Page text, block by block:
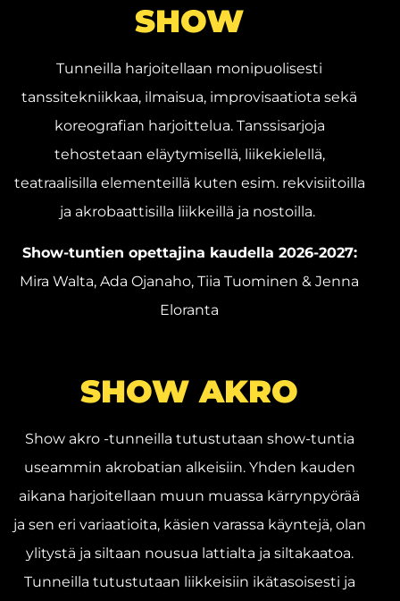
SHOW
Tunneilla harjoitellaan monipuolisesti
tanssitekniikkaa, ilmaisua, improvisaatiota sekä
koreografian harjoittelua. Tanssisarjoja
tehostetaan eläytymisellä, liikekielellä,
teatraalisilla elementeillä kuten esim. rekvisiitoilla
ja akrobaattisilla liikkeillä ja nostoilla.
Show-tuntien opettajina kaudella 2026-2027:
Mira Walta, Ada Ojanaho, Tiia Tuominen & Jenna
Eloranta
SHOW AKRO
Show akro -tunneilla tutustutaan show-tuntia
useammin akrobatian alkeisiin. Yhden kauden
aikana harjoitellaan muun muassa kärrynpyörää
ja sen eri variaatioita, käsien varassa käyntejä, olan
ylitystä ja siltaan nousua lattialta ja siltakaatoa.
Tunneilla tutustutaan liikkeisiin ikätasoisesti ja